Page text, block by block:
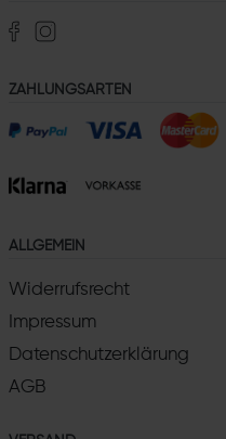
ZAHLUNGSARTEN
ALLGEMEIN
Widerrufsrecht
Impressum
Datenschutzerklärung
AGB